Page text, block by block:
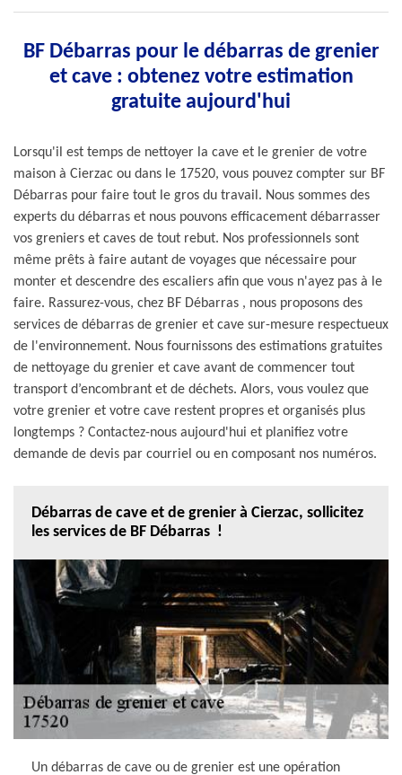
BF Débarras pour le débarras de grenier
et cave : obtenez votre estimation
gratuite aujourd'hui
Lorsqu'il est temps de nettoyer la cave et le grenier de votre
maison à Cierzac ou dans le 17520, vous pouvez compter sur BF
Débarras pour faire tout le gros du travail. Nous sommes des
experts du débarras et nous pouvons efficacement débarrasser
vos greniers et caves de tout rebut. Nos professionnels sont
même prêts à faire autant de voyages que nécessaire pour
monter et descendre des escaliers afin que vous n'ayez pas à le
faire. Rassurez-vous, chez BF Débarras , nous proposons des
services de débarras de grenier et cave sur-mesure respectueux
de l'environnement. Nous fournissons des estimations gratuites
de nettoyage du grenier et cave avant de commencer tout
transport d’encombrant et de déchets. Alors, vous voulez que
votre grenier et votre cave restent propres et organisés plus
longtemps ? Contactez-nous aujourd'hui et planifiez votre
demande de devis par courriel ou en composant nos numéros.
Débarras de cave et de grenier à Cierzac, sollicitez
les services de BF Débarras !
Un débarras de cave ou de grenier est une opération